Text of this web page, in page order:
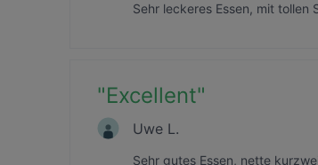
Sehr leckeres Essen, mit tollen
"Excellent"
Uwe L.
Sehr gutes Essen, nette